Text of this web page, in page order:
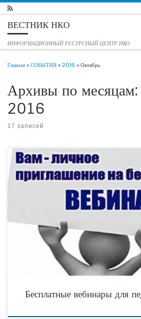
Перейти к содержимому
ВЕСТНИК НКО
ИНФОРМАЦИОННЫЙ РЕСУРСНЫЙ ЦЕНТР НКО
Главная»СОБЫТИЯ»2016 »Октябрь
Архивы по месяцам:
2016
17 записей
Международная академия повышения квалификации
переподготовки приглашает принять участие в
педагогов. Список вебинаров постоянно обновляется!
Бесплатные вебинары для